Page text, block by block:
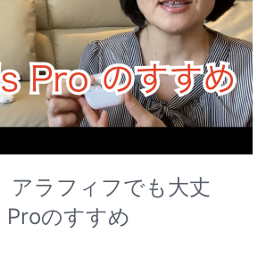
アラフィフでも大丈
のすすめ